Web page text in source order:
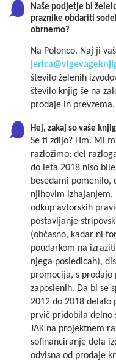
Naše podjetje bi
praznike obdariti
obrnemo?
Na Polonco. Naj ji
število želenih
število knjig še na
prodaje in prevzema.
Hej, zakaj so vaše
Se ti zdijo? Hm. Mi
razložimo: del
do leta 2018 niso
besedami pomenilo,
njihovim izhajanjem,
odkup avtorskih
postavljanje
(občasno, kadar ni
poudarkom na
njega posledicah),
promocija, s prodajo
zaposlenih. Da bi se
2012 do 2018 delalo
prvič pridobila delno
JAK na projektnem
sofinanciranje dela
odvisna od prodaje